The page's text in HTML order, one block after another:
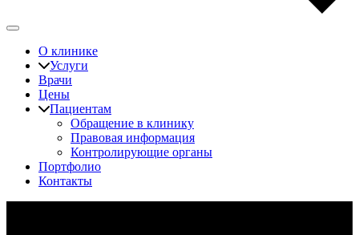
О клинике
Услуги
Врачи
Цены
Пациентам
Обращение в клинику
Правовая информация
Контролирующие органы
Портфолио
Контакты